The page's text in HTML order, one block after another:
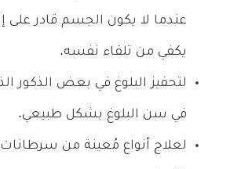
عندما لا يكون الجسم قادر على
يكفي من تلقاء نفسه.
لتحفيز البلوغ في بعض الذكور
في سن البلوغ بشكل طبيعي.
لعلاج أنواع مُعينة من